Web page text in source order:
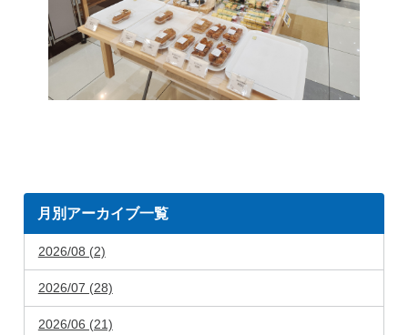
月別アーカイブ一覧
2026/08 (2)
2026/07 (28)
2026/06 (21)